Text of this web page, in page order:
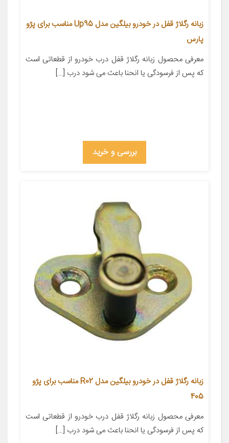
زبانه رگلاژ قفل در خودرو بیلگین مدل Up95 مناسب برای پژو
پارس
معرفی محصول زبانه رگلاژ قفل درب خودرو از قطعاتی است
که پس از فرسودگی یا انحنا باعث می شود درب […]
بررسی و خرید
زبانه رگلاژ قفل در خودرو بیلگین مدل R02 مناسب برای پژو
405
معرفی محصول زبانه رگلاژ قفل درب خودرو از قطعاتی است
که پس از فرسودگی یا انحنا باعث می شود درب […]